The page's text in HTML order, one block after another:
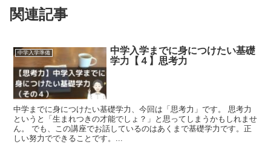
関連記事
中学入学準備
中学入学までに身につけたい基礎
学力【４】思考力
中学までに身につけたい基礎学力、今回は「思考力」です。 思考力
というと「生まれつきの才能でしょ？」と思ってしまうかもしれませ
ん。 でも、この講座でお話しているのはあくまで基礎学力です。正
しい努力でできることです。...